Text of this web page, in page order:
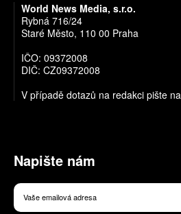
World News Media, s.r.o.
Rybná 716/24
Staré Město, 110 00 Praha
IČO: 09372008
DIČ: CZ09372008
V případě dotazů na redakci pište na
Napište nám